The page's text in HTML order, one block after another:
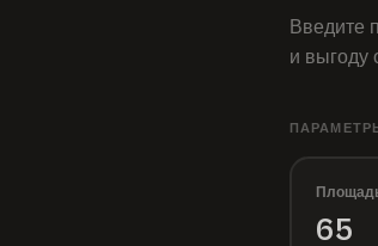
Введите
и выгоду